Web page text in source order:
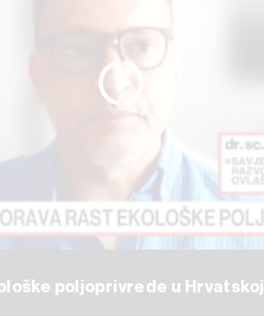
poljoprivrede u Hrvatskoj